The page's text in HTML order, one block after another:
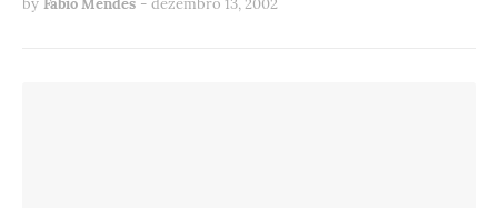
by Fabio Mendes - dezembro 13, 2002